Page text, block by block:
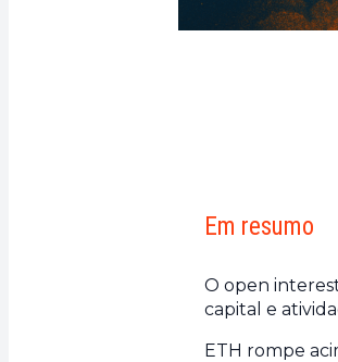
Em resumo
O open
capital e
ETH rompe